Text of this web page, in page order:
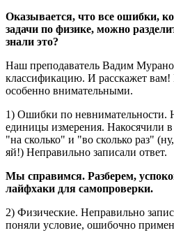
Оказывается, что все ошибки,
задачи по физике, можно
знали это?
Наш преподаватель Вадим
классификацию. И расскажет
особенно внимательными.
1) Ошибки по невнимательности.
единицы измерения. Накосячили
"на сколько" и "во сколько раз"
яй!) Неправильно записали ответ.
Мы справимся. Разберем,
лайфхаки для самопроверки.
2) Физические. Неправильно
поняли условие, ошибочно